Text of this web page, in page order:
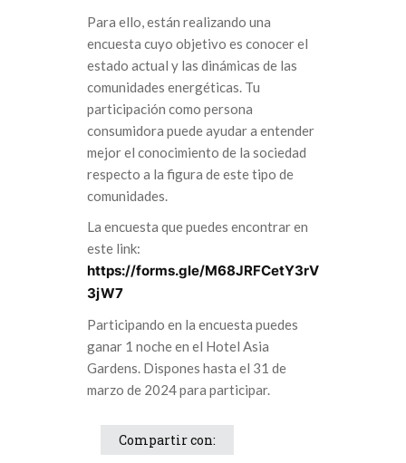
Para ello, están realizando una
encuesta cuyo objetivo es conocer el
estado actual y las dinámicas de las
comunidades energéticas. Tu
participación como persona
consumidora puede ayudar a entender
mejor el conocimiento de la sociedad
respecto a la figura de este tipo de
comunidades.
La encuesta que puedes encontrar en
este link:
https://forms.gle/M68JRFCetY3rV
3jW7
Participando en la encuesta puedes
ganar 1 noche en el Hotel Asia
Gardens. Dispones hasta el 31 de
marzo de 2024 para participar.
Compartir con: